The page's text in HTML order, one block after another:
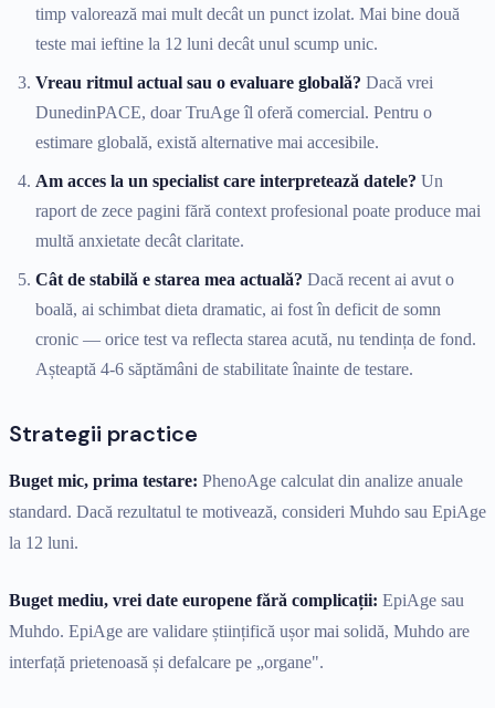
timp valorează mai mult decât un punct izolat. Mai bine două
teste mai ieftine la 12 luni decât unul scump unic.
Vreau ritmul actual sau o evaluare globală? Dacă vrei
DunedinPACE, doar TruAge îl oferă comercial. Pentru o
estimare globală, există alternative mai accesibile.
Am acces la un specialist care interpretează datele? Un
raport de zece pagini fără context profesional poate produce mai
multă anxietate decât claritate.
Cât de stabilă e starea mea actuală? Dacă recent ai avut o
boală, ai schimbat dieta dramatic, ai fost în deficit de somn
cronic — orice test va reflecta starea acută, nu tendința de fond.
Așteaptă 4-6 săptămâni de stabilitate înainte de testare.
Strategii practice
Buget mic, prima testare: PhenoAge calculat din analize anuale
standard. Dacă rezultatul te motivează, consideri Muhdo sau EpiAge
la 12 luni.
Buget mediu, vrei date europene fără complicații: EpiAge sau
Muhdo. EpiAge are validare științifică ușor mai solidă, Muhdo are
interfață prietenoasă și defalcare pe „organe".